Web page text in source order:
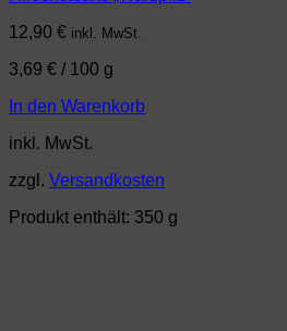
12,90 € inkl. MwSt.
3,69 € / 100 g
In den Warenkorb
inkl. MwSt.
zzgl. Versandkosten
Produkt enthält: 350 g